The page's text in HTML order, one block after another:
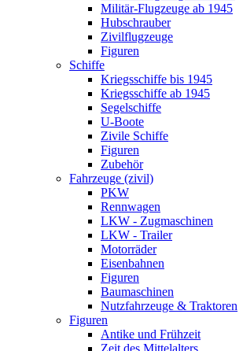
Militär-Flugzeuge ab 1945
Hubschrauber
Zivilflugzeuge
Figuren
Schiffe
Kriegsschiffe bis 1945
Kriegsschiffe ab 1945
Segelschiffe
U-Boote
Zivile Schiffe
Figuren
Zubehör
Fahrzeuge (zivil)
PKW
Rennwagen
LKW - Zugmaschinen
LKW - Trailer
Motorräder
Eisenbahnen
Figuren
Baumaschinen
Nutzfahrzeuge & Traktoren
Figuren
Antike und Frühzeit
Zeit des Mittelalters